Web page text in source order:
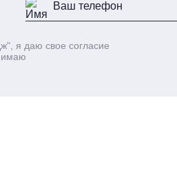
, я даю свое согласие